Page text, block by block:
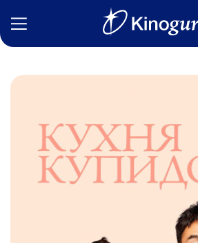
Статьи
Сериалы